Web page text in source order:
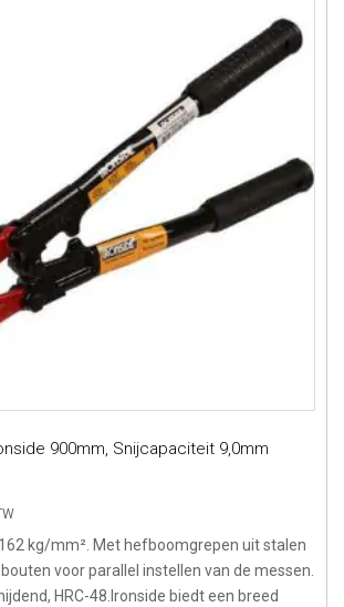
900mm, Snijcapaciteit 9,0mm
kg/mm². Met hefboomgrepen uit stalen
voor parallel instellen van de messen.
HRC-48.Ironside biedt een breed